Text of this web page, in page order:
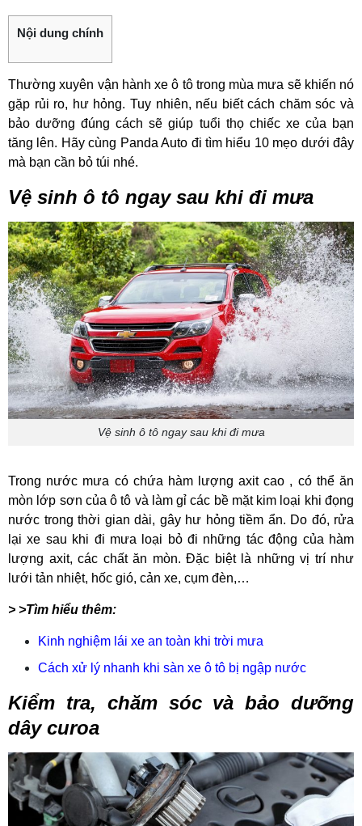
Nội dung chính
Thường xuyên vận hành xe ô tô trong mùa mưa sẽ khiến nó
gặp rủi ro, hư hỏng. Tuy nhiên, nếu biết cách chăm sóc và
bảo dưỡng đúng cách sẽ giúp tuổi thọ chiếc xe của bạn
tăng lên. Hãy cùng Panda Auto đi tìm hiểu 10 mẹo dưới đây
mà bạn cần bỏ túi nhé.
Vệ sinh ô tô ngay sau khi đi mưa
Vệ sinh ô tô ngay sau khi đi mưa
Trong nước mưa có chứa hàm lượng axit cao , có thể ăn
mòn lớp sơn của ô tô và làm gỉ các bề mặt kim loại khi đọng
nước trong thời gian dài, gây hư hỏng tiềm ẩn. Do đó, rửa
lại xe sau khi đi mưa loại bỏ đi những tác động của hàm
lượng axit, các chất ăn mòn. Đặc biệt là những vị trí như
lưới tản nhiệt, hốc gió, cản xe, cụm đèn,…
> >Tìm hiểu thêm:
Kinh nghiệm lái xe an toàn khi trời mưa
Cách xử lý nhanh khi sàn xe ô tô bị ngập nước
Kiểm tra, chăm sóc và bảo dưỡng
dây curoa